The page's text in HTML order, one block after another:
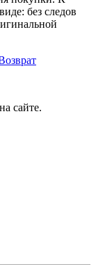
без следов
сайте.